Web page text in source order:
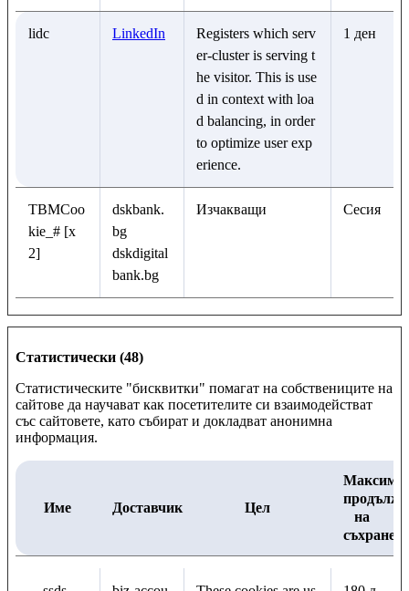
lidc LinkedIn
Registers which serv
er-cluster is serving t
he visitor. This is use
d in context with loa
d balancing, in order
to optimize user exp
erience.
1 ден
TBMCoo
kie_# [x
2]
dskbank.
bg
dskdigital
bank.bg
Изчакващи Сесия
Статистически (48)
Статистическите "бисквитки" помагат на собствениците на
сайтове да научават как посетителите си взаимодействат
със сайтовете, като събират и докладват анонимна
информация.
Име Доставчик Цел
на